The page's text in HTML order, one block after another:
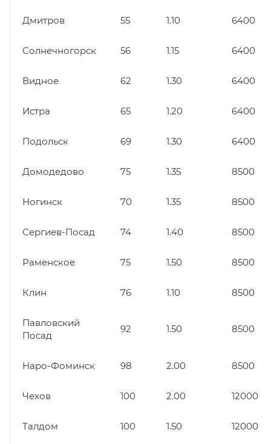
Дмитров 55 1.10 6400
Солнечногорск 56 1.15 6400
Видное 62 1.30 6400
Истра 65 1.20 6400
Подольск 69 1.30 6400
Домодедово 75 1.35 8500
Ногинск 70 1.35 8500
Сергиев-Посад 74 1.40 8500
Раменское 75 1.50 8500
Клин 76 1.10 8500
Павловский
Посад
92 1.50 8500
Наро-Фоминск 98 2.00 8500
Чехов 100 2.00 12000
Талдом 100 1.50 12000